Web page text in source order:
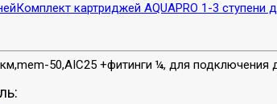
Комплект картриджей AQUAPRO 1-3 ступени